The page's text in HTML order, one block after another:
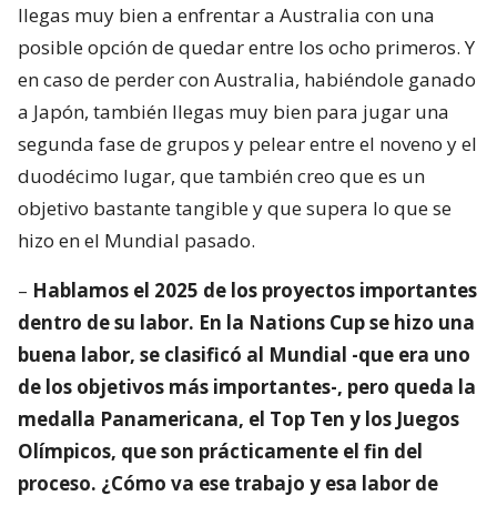
llegas muy bien a enfrentar a Australia con una
posible opción de quedar entre los ocho primeros. Y
en caso de perder con Australia, habiéndole ganado
a Japón, también llegas muy bien para jugar una
segunda fase de grupos y pelear entre el noveno y el
duodécimo lugar, que también creo que es un
objetivo bastante tangible y que supera lo que se
hizo en el Mundial pasado.
– Hablamos el 2025 de los proyectos importantes
dentro de su labor. En la Nations Cup se hizo una
buena labor, se clasificó al Mundial -que era uno
de los objetivos más importantes-, pero queda la
medalla Panamericana, el Top Ten y los Juegos
Olímpicos, que son prácticamente el fin del
proceso. ¿Cómo va ese trabajo y esa labor de